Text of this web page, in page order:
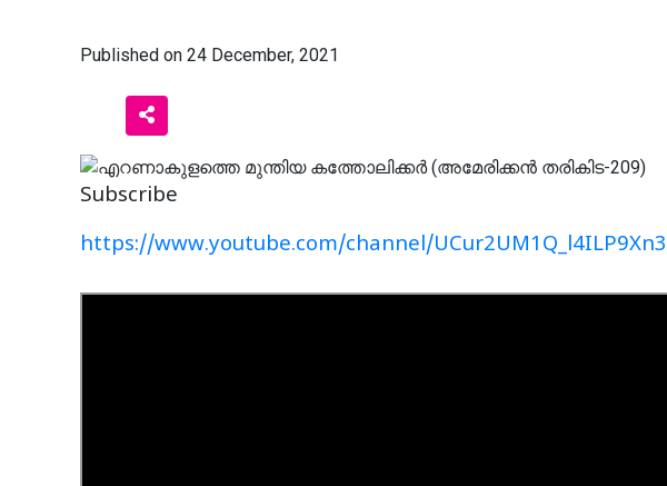
Published on 24 December, 2021
Subscribe
https://www.youtube.com/channel/